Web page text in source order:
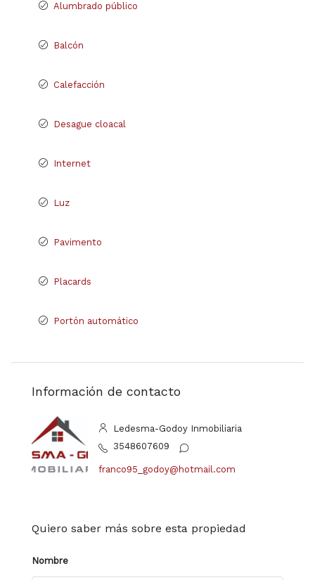
Alumbrado público
Balcón
Calefacción
Desague cloacal
Internet
Luz
Pavimento
Placards
Portón automático
Información de contacto
Ledesma-Godoy Inmobiliaria
3548607609
franco95_godoy@hotmail.com
Quiero saber más sobre esta propiedad
Nombre